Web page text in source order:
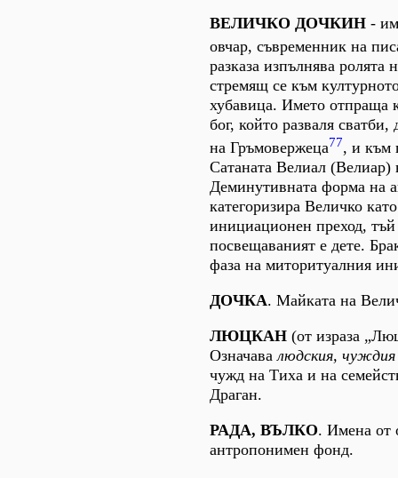
ВЕЛИЧКО ДОЧКИН -
овчар, съвременник на
разказа изпълнява ролята
стремящ се към
хубавица. Името отпраща
бог, който разваля
на Гръмовержеца77, и към
Сатаната Велиал (Велиар)
Деминутивната форма на
категоризира Величко
инициационен преход, тъй
посвещаваният е дете.
фаза на миторитуалния
ДОЧКА. Майката на
ЛЮЦКАН (от израза
Означавалюдския, чуждия
чужд на Тиха и на
Драган.
РАДА, ВЪЛКО. Имена от
антропонимен фонд.